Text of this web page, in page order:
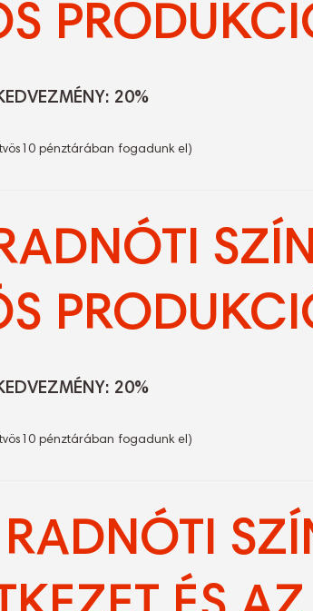
20%
pénztárában fogadunk el)
20%
pénztárában fogadunk el)